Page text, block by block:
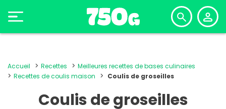
Accueil Recettes
Meilleures recettes de bases culinaires
Recettes de coulis maison
Coulis de groseilles
Coulis de groseilles